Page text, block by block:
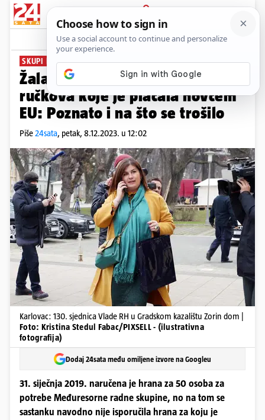
PRIJAVA
News Komentari
SKUPI RUČKOVI
Žalac istražuju zbog rođendana i
ručkova koje je plaćala novcem
EU: Poznato i na što se trošilo
Piše24sata, petak, 8.12.2023. u 12:02
Karlovac: 130. sjednica Vlade RH u Gradskom kazalištu Zorin dom |
Foto: Kristina Stedul Fabac/PIXSELL - (ilustrativna
fotografija)
Dodaj 24sata među omiljene izvore na Googleu
31. siječnja 2019. naručena je hrana za 50 osoba za
potrebe Međuresorne radne skupine, no na tom se
sastanku navodno nije isporučila hrana za koju je